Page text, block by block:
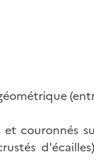
couronnés